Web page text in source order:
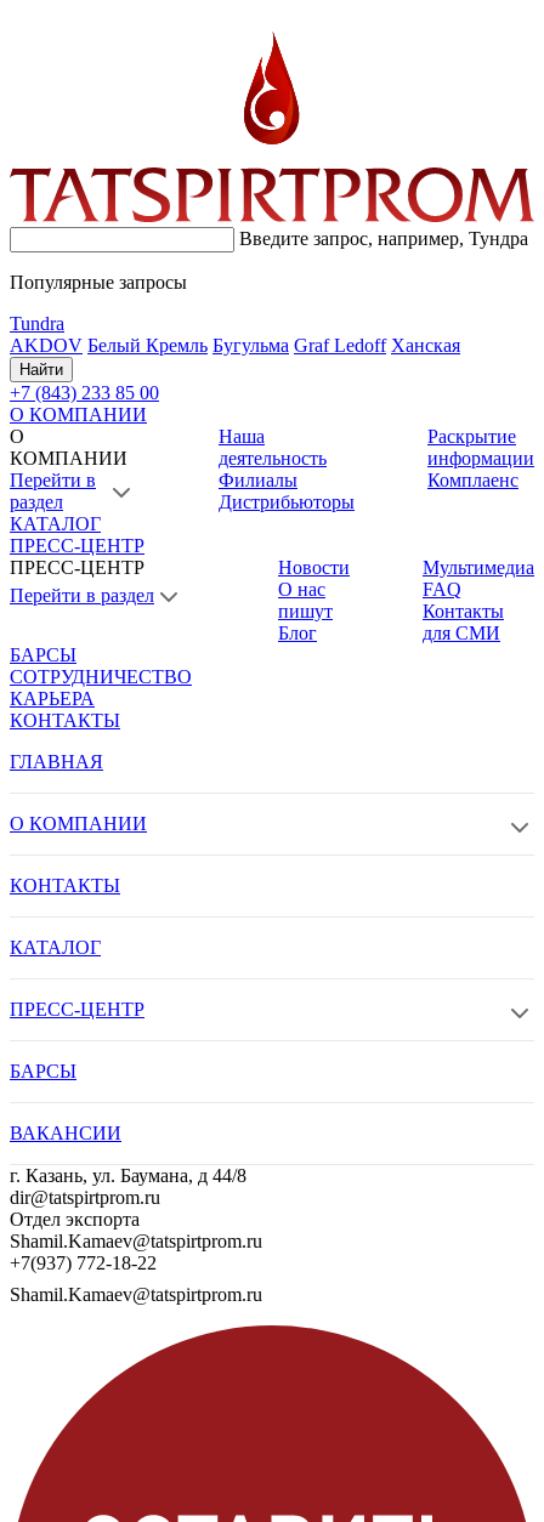
Введите запрос, например, Тундра
Популярные запросы
Tundra
AKDOV Белый Кремль Бугульма Graf Ledoff Ханская
Найти
+7 (843) 233 85 00
О КОМПАНИИ
О
КОМПАНИИ
Перейти в
раздел
Наша
деятельность
Филиалы
Дистрибьюторы
Раскрытие
информации
Комплаенс
КАТАЛОГ
ПРЕСС-ЦЕНТР
ПРЕСС-ЦЕНТР
Перейти в раздел
Новости
О нас
пишут
Блог
Мультимедиа
FAQ
Контакты
для СМИ
БАРСЫ
СОТРУДНИЧЕСТВО
КАРЬЕРА
КОНТАКТЫ
ГЛАВНАЯ
О КОМПАНИИ
КОНТАКТЫ
КАТАЛОГ
ПРЕСС-ЦЕНТР
БАРСЫ
ВАКАНСИИ
г. Казань, ул. Баумана, д 44/8
dir@tatspirtprom.ru
Отдел экспорта
Shamil.Kamaev@tatspirtprom.ru
+7(937) 772-18-22
Shamil.Kamaev@tatspirtprom.ru